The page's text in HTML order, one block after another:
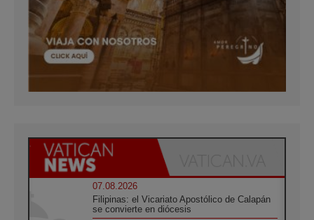
07.08.2026
Filipinas: el Vicariato Apostólico de Calapán
se convierte en diócesis